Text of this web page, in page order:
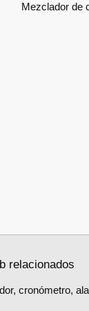
Mezclador de
relacionados
cronómetro,